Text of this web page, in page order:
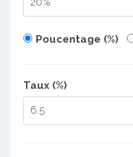
Poucentage (%)
Taux (%)